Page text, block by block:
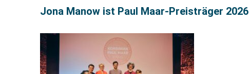
Jona Manow ist Paul Maar-Preisträger 2026